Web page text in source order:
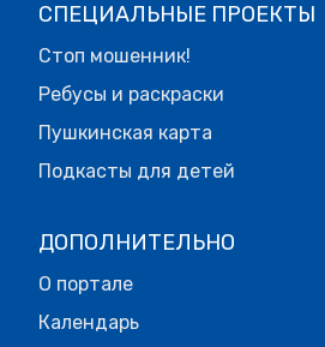
СПЕЦИАЛЬНЫЕ ПРОЕКТЫ
Стоп мошенник!
Ребусы и раскраски
Пушкинская карта
Подкасты для детей
ДОПОЛНИТЕЛЬНО
О портале
Календарь